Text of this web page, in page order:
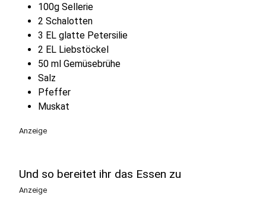
100g Sellerie
2 Schalotten
3 EL glatte Petersilie
2 EL Liebstöckel
50 ml Gemüsebrühe
Salz
Pfeffer
Muskat
Anzeige
Und so bereitet ihr das Essen zu
Anzeige